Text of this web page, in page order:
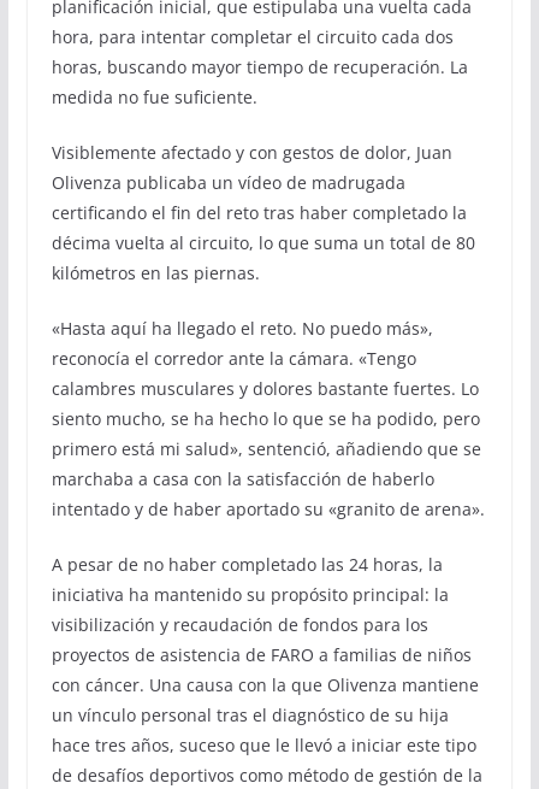
planificación inicial, que estipulaba una vuelta cada
hora, para intentar completar el circuito cada dos
horas, buscando mayor tiempo de recuperación. La
medida no fue suficiente.
Visiblemente afectado y con gestos de dolor, Juan
Olivenza publicaba un vídeo de madrugada
certificando el fin del reto tras haber completado la
décima vuelta al circuito, lo que suma un total de 80
kilómetros en las piernas.
«Hasta aquí ha llegado el reto. No puedo más»,
reconocía el corredor ante la cámara. «Tengo
calambres musculares y dolores bastante fuertes. Lo
siento mucho, se ha hecho lo que se ha podido, pero
primero está mi salud», sentenció, añadiendo que se
marchaba a casa con la satisfacción de haberlo
intentado y de haber aportado su «granito de arena».
A pesar de no haber completado las 24 horas, la
iniciativa ha mantenido su propósito principal: la
visibilización y recaudación de fondos para los
proyectos de asistencia de FARO a familias de niños
con cáncer. Una causa con la que Olivenza mantiene
un vínculo personal tras el diagnóstico de su hija
hace tres años, suceso que le llevó a iniciar este tipo
de desafíos deportivos como método de gestión de la